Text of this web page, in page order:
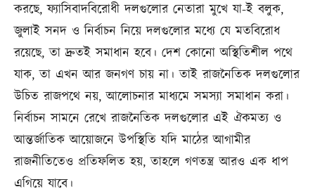
করছে, ফ্যাসিবাদবিরোধী দলগুলোর নেতারা মুখে যা-ই বলুক,
জুলাই সনদ ও নির্বাচন নিয়ে দলগুলোর মধ্যে যে মতবিরোধ
রয়েছে, তা দ্রুতই সমাধান হবে। দেশ কোনো অস্থিতিশীল পথে
যাক, তা এখন আর জনগণ চায় না। তাই রাজনৈতিক দলগুলোর
উচিত রাজপথে নয়, আলোচনার মাধ্যমে সমস্যা সমাধান করা।
নির্বাচন সামনে রেখে রাজনৈতিক দলগুলোর এই ঐকমত্য ও
আন্তর্জাতিক আয়োজনে উপস্থিতি যদি মাঠের আগামীর
রাজনীতিতেও প্রতিফলিত হয়, তাহলে গণতন্ত্র আরও এক ধাপ
এগিয়ে যাবে।